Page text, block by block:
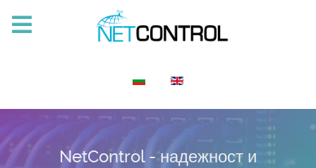
NetControl - надежност и